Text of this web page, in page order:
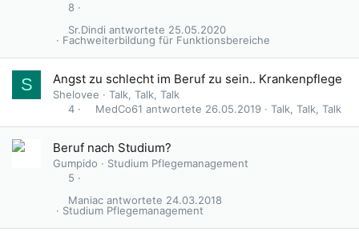
8
Fachweiterbildung für Funktionsbereiche
25.05.2020
Sr.Dindi
S Angst zu schlecht im Beruf zu sein.. Krankenpflege
Shelovee
Talk, Talk, Talk
4
Talk, Talk, Talk
26.05.2019
MedCo61
Beruf nach Studium?
Gumpido
Studium Pflegemanagement
5
Studium Pflegemanagement
24.03.2018
Maniac